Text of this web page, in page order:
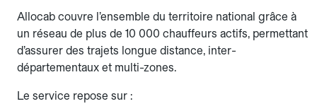
Allocab couvre l’ensemble du territoire national grâce à
un réseau de plus de 10 000 chauffeurs actifs, permettant
d’assurer des trajets longue distance, inter-
départementaux et multi-zones.
Le service repose sur :